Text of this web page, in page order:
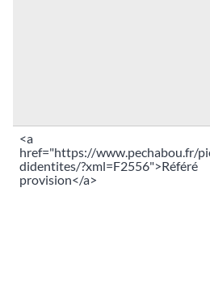
<a
href="https://www.pechabou.fr/
didentites/?xml=F2556">Référé
provision</a>